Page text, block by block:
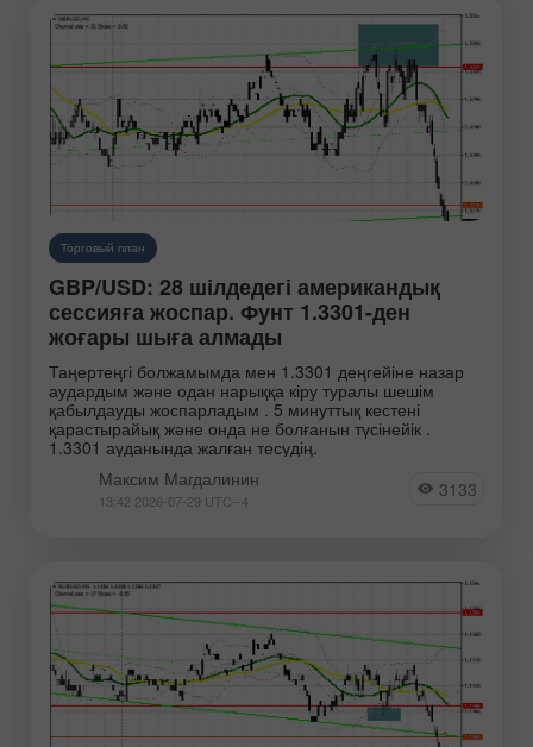
Торговый план
GBP/USD: 28 шілдедегі американдық
сессияға жоспар. Фунт 1.3301-ден
жоғары шыға алмады
Таңертеңгі болжамымда мен 1.3301 деңгейіне назар
аудардым және одан нарыққа кіру туралы шешім
қабылдауды жоспарладым . 5 минуттық кестені
қарастырайық және онда не болғанын түсінейік .
1.3301 ауданында жалған тесудің.
Максим Магдалинин
13:42 2026-07-29 UTC--4 3133